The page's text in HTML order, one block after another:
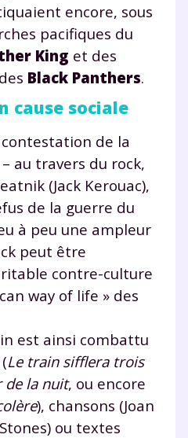
encore, sous
pacifiques du
King et des
Black Panthers.
cause sociale
de la
au travers du rock,
(Jack Kerouac),
de la guerre du
à peu une ampleur
peut être
contre-culture
way of life » des
est ainsi combattu
Le train sifflera trois
de la nuit, ou encore
), chansons (Joan
ou textes